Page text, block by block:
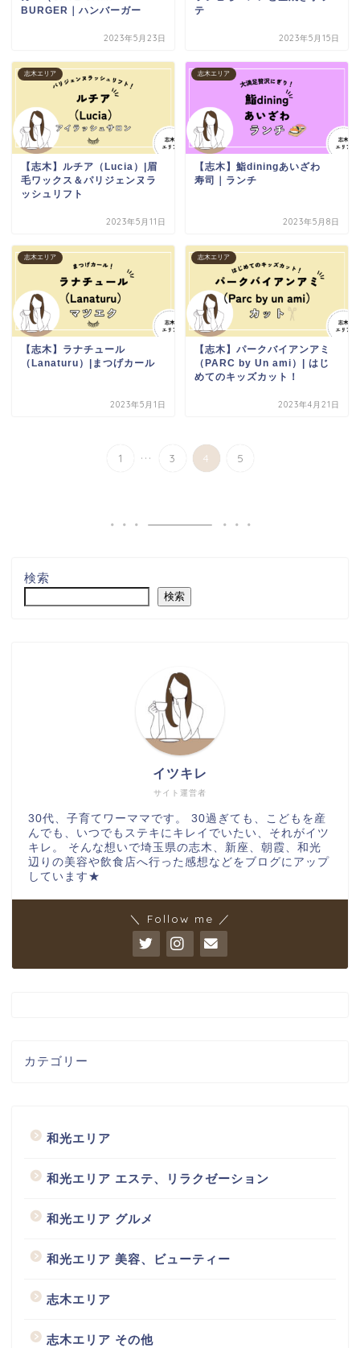
BURGER｜ハンバーガー
2023年5月23日
テ
2023年5月15日
志木エリア
【志木】ルチア（Lucia）|眉
毛ワックス＆パリジェンヌラ
ッシュリフト
2023年5月11日
志木エリア
【志木】鮨diningあいざわ
寿司｜ランチ
2023年5月8日
志木エリア
【志木】ラナチュール
（Lanaturu）|まつげカール
2023年5月1日
志木エリア
【志木】パークバイアンアミ
（PARC by Un ami）| はじ
めてのキッズカット！
2023年4月21日
1 ... 3 4 5
検索
検索
サイト運営者
イツキレ
30代、子育てワーママです。 30過ぎても、こどもを産
んでも、いつでもステキにキレイでいたい、それがイツ
キレ。 そんな想いで埼玉県の志木、新座、朝霞、和光
辺りの美容や飲食店へ行った感想などをブログにアップ
しています★
＼ Follow me ／
カテゴリー
和光エリア
和光エリア エステ、リラクゼーション
和光エリア グルメ
和光エリア 美容、ビューティー
志木エリア
志木エリア その他